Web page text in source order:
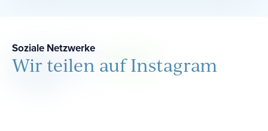
Soziale Netzwerke
Wir teilen auf Instagram